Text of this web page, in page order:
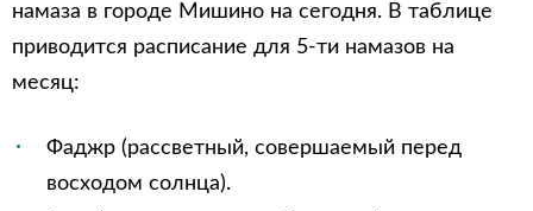
намаза в городе Мишино на сегодня. В таблице
приводится расписание для 5-ти намазов на
месяц:
Фаджр (рассветный, совершаемый перед
восходом солнца).